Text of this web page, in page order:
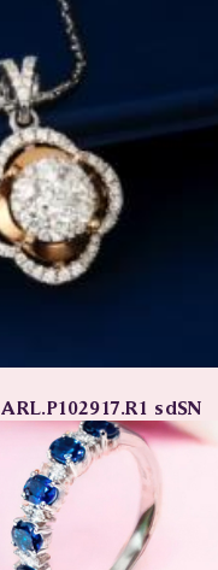
sdSN
Berlian Wanita